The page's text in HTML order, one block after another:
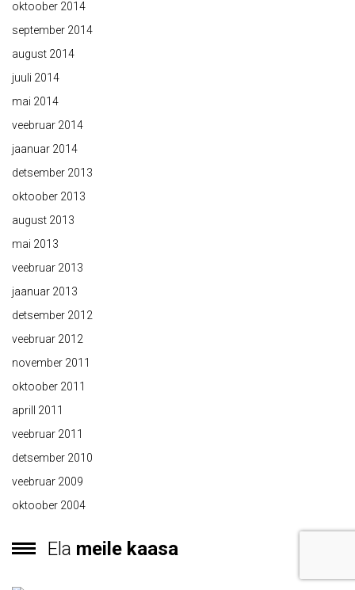
oktoober 2014
september 2014
august 2014
juuli 2014
mai 2014
veebruar 2014
jaanuar 2014
detsember 2013
oktoober 2013
august 2013
mai 2013
veebruar 2013
jaanuar 2013
detsember 2012
veebruar 2012
november 2011
oktoober 2011
aprill 2011
veebruar 2011
detsember 2010
veebruar 2009
oktoober 2004
Ela meile kaasa